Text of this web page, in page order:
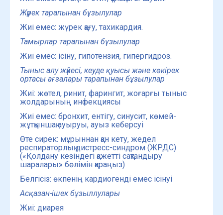
Жүрек тарапынан бұзылулар
Жиі емес: жүрек қағу, тахикардия.
Тамырлар тарапынан бұзылулар
Жиі емес: ісіну, гипотензия, гипергидроз.
Тыныс алу жүйесі, кеуде қуысы және көкірек
ортасы ағзалары тарапынан бұзылулар
Жиі: жөтел, ринит, фарингит, жоғарғы тыныс
жолдарының инфекциясы
Жиі емес: бронхит, ентігу, синусит, көмей-
жұтқыншақ ауыруы, ауыз кеберсуі
Өте сирек: мұрыннан қан кету, жедел
респираторлық дистресс-синдром (ЖРДС)
(«Қолдану кезіндегі қажетті сақтандыру
шаралары» бөлімін қараңыз)
Белгісіз: өкпенің кардиогенді емес ісінуі
Асқазан-ішек бұзыллулары
Жиі: диарея